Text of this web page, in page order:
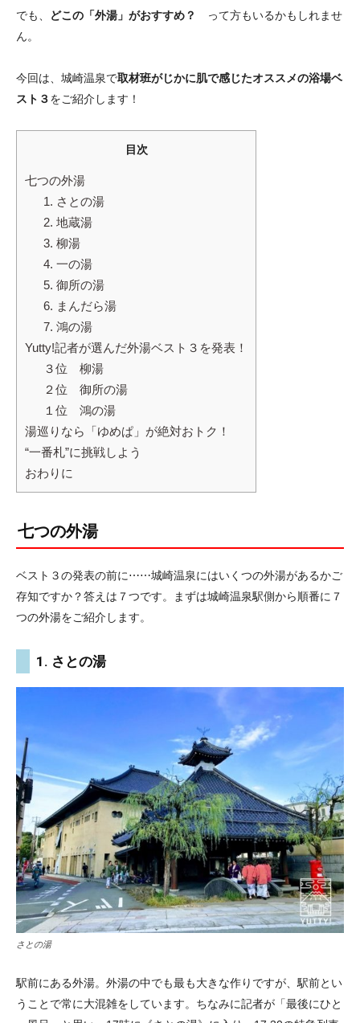
でも、 どこの「外湯」がおすすめ？
って方もいるかもしれませ
ん。
今回は、城崎温泉で取材班がじかに肌で感じたオススメの浴場ベ
スト３をご紹介します！
目次
七つの外湯
1. さとの湯
2. 地蔵湯
3. 柳湯
4. 一の湯
5. 御所の湯
6. まんだら湯
7. 鴻の湯
Yutty!記者が選んだ外湯ベスト３を発表！
３位 柳湯
２位 御所の湯
１位 鴻の湯
湯巡りなら「ゆめぱ」が絶対おトク！
“一番札”に挑戦しよう
おわりに
七つの外湯
ベスト３の発表の前に⋯⋯城崎温泉にはいくつの外湯があるかご
存知ですか？答えは７つです。まずは城崎温泉駅側から順番に７
つの外湯をご紹介します。
1. さとの湯
さとの湯
駅前にある外湯。外湯の中でも最も大きな作りですが、駅前とい
うことで常に大混雑をしています。ちなみに記者が「最後にひと